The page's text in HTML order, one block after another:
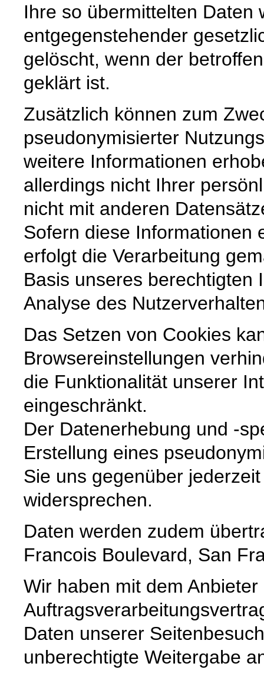
Ihre so übermittelten Daten
entgegenstehender
gelöscht, wenn der
geklärt ist.
Zusätzlich können zum
pseudonymisierter
weitere Informationen
allerdings nicht Ihrer
nicht mit anderen
Sofern diese Informationen
erfolgt die Verarbeitung
Basis unseres berechtigten
Analyse des
Das Setzen von Cookies
Browsereinstellungen
die Funktionalität unserer
eingeschränkt.
Der Datenerhebung und -
Erstellung eines
Sie uns gegenüber
widersprechen.
Daten werden zudem
Francois Boulevard, San
Wir haben mit dem Anbieter
Daten unserer
unberechtigte Weitergabe